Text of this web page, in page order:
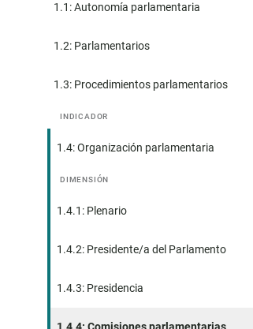
1.1: Autonomía parlamentaria
1.2: Parlamentarios
1.3: Procedimientos parlamentarios
INDICADOR
1.4: Organización parlamentaria
DIMENSIÓN
1.4.1: Plenario
1.4.2: Presidente/a del Parlamento
1.4.3: Presidencia